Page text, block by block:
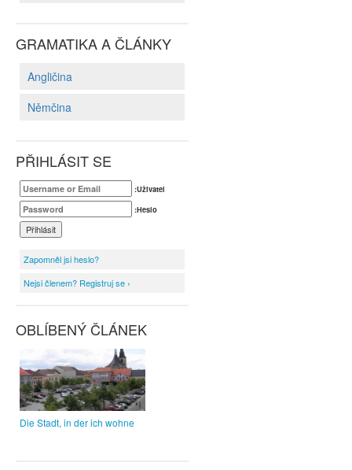
GRAMATIKA A ČLÁNKY
Angličina
Němčina
PŘIHLÁSIT SE
:Uživatel
:Heslo
Zapomněl jsi heslo?
Nejsi členem? Registruj se ›
OBLÍBENÝ ČLÁNEK
Die Stadt, in der ich wohne